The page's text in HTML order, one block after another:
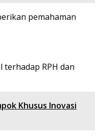
pemahaman
RPH dan
Khusus Inovasi